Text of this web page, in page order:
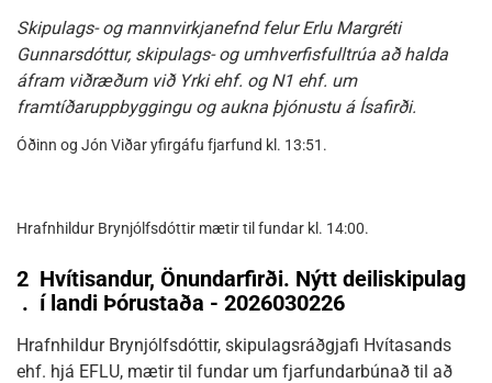
Skipulags- og mannvirkjanefnd felur Erlu Margréti
Gunnarsdóttur, skipulags- og umhverfisfulltrúa að halda
áfram viðræðum við Yrki ehf. og N1 ehf. um
framtíðaruppbyggingu og aukna þjónustu á Ísafirði.
Óðinn og Jón Viðar yfirgáfu fjarfund kl. 13:51.
Hrafnhildur Brynjólfsdóttir mætir til fundar kl. 14:00.
2
.
Hvítisandur, Önundarfirði. Nýtt deiliskipulag
í landi Þórustaða - 2026030226
Hrafnhildur Brynjólfsdóttir, skipulagsráðgjafi Hvítasands
ehf. hjá EFLU, mætir til fundar um fjarfundarbúnað til að